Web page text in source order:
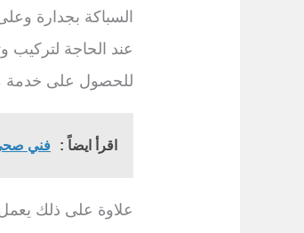
السباكة بجدارة
عند الحاجة
للحصول على خدمة
اقرأ ايضاً : فني
علاوة على ذلك